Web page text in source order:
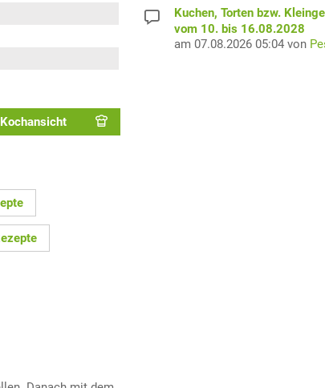
Kochansicht
Kuchen, Torten bzw.
vom 10. bis 16.08.2028
am 07.08.2026 05:04 von